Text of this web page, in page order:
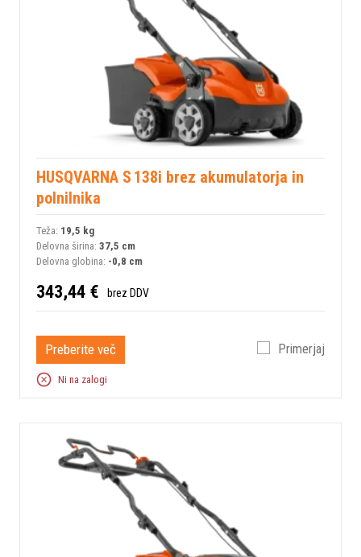
HUSQVARNA S 138i brez akumulatorja in
polnilnika
Teža: 19,5 kg
Delovna širina: 37,5 cm
Delovna globina: -0,8 cm
343,44 € brez DDV
Preberite več Primerjaj
Ni na zalogi